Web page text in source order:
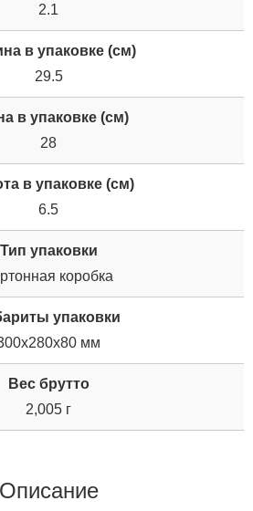
2.1
в упаковке (см)
29.5
в упаковке (см)
28
в упаковке (см)
6.5
Тип упаковки
коробка
упаковки
мм
Вес брутто
2,005 г
Описание